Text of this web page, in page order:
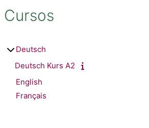
Cursos
Deutsch
Deutsch Kurs A2
English
Français